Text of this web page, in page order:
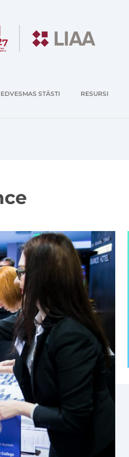
STĀSTI RESURSI